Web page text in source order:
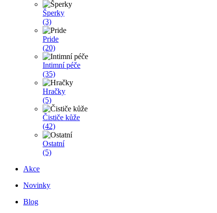
Šperky
(3)
Pride
(20)
Intimní péče
(35)
Hračky
(5)
Čističe kůže
(42)
Ostatní
(5)
Akce
Novinky
Blog